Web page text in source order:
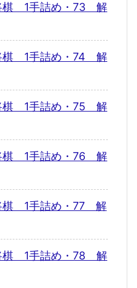
棋 1手詰め・73 解
棋 1手詰め・74 解
棋 1手詰め・75 解
棋 1手詰め・76 解
棋 1手詰め・77 解
棋 1手詰め・78 解